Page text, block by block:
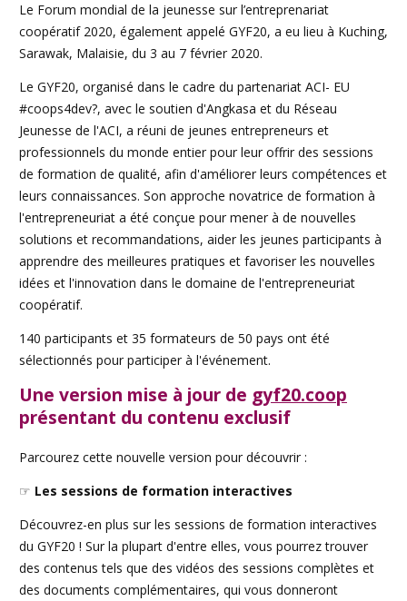
Le Forum mondial de la jeunesse sur l’entreprenariat
coopératif 2020, également appelé GYF20, a eu lieu à Kuching,
Sarawak, Malaisie, du 3 au 7 février 2020.
Le GYF20, organisé dans le cadre du partenariat ACI- EU
#coops4dev?, avec le soutien d'Angkasa et du Réseau
Jeunesse de l'ACI, a réuni de jeunes entrepreneurs et
professionnels du monde entier pour leur offrir des sessions
de formation de qualité, afin d'améliorer leurs compétences et
leurs connaissances. Son approche novatrice de formation à
l'entrepreneuriat a été conçue pour mener à de nouvelles
solutions et recommandations, aider les jeunes participants à
apprendre des meilleures pratiques et favoriser les nouvelles
idées et l'innovation dans le domaine de l'entrepreneuriat
coopératif.
140 participants et 35 formateurs de 50 pays ont été
sélectionnés pour participer à l'événement.
Une version mise à jour de gyf20.coop
présentant du contenu exclusif
Parcourez cette nouvelle version pour découvrir :
☞ Les sessions de formation interactives
Découvrez-en plus sur les sessions de formation interactives
du GYF20 ! Sur la plupart d'entre elles, vous pourrez trouver
des contenus tels que des vidéos des sessions complètes et
des documents complémentaires, qui vous donneront